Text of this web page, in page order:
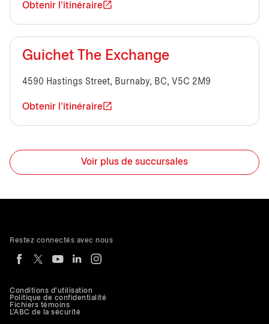
Obtenir l'itinéraire
Guichet The Exchange
4590 Hastings Street, Burnaby, BC, V5C 2M9
Obtenir l'itinéraire
Voir plus de succursales
Conditions d'utilisation
Politique de confidentialité
Fichiers témoins
L'ABC de la sécurité
Restez connectés avec nous